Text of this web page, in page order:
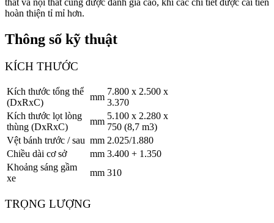
hoàn thiện tỉ mỉ hơn.
Thông số kỹ thuật
KÍCH THƯỚC
Kích thước tổng thể
(DxRxC)
mm
7.800 x 2.500 x
3.370
Kích thước lọt lòng
thùng (DxRxC)
mm
5.100 x 2.280 x
750 (8,7 m3)
Vệt bánh trước / sau mm 2.025/1.880
Chiều dài cơ sở
mm 3.400 + 1.350
Khoảng sáng gầm
xe
mm 310
TRỌNG LƯỢNG